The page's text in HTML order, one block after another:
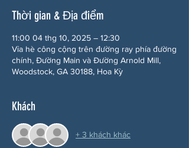
Thời gian & Địa điểm
11:00 04 thg 10, 2025 – 12:30
Vỉa hè công cộng trên đường ray phía đường
chính, Đường Main và Đường Arnold Mill,
Woodstock, GA 30188, Hoa Kỳ
Khách
+ 3 khách khác